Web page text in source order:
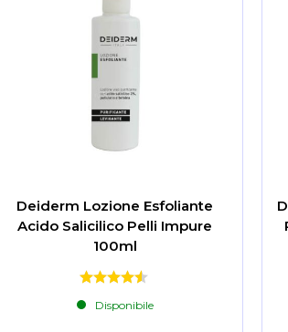
Deiderm Lozione Esfoliante
Acido Salicilico Pelli Impure
100ml
Disponibile